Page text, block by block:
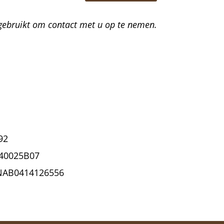
om contact met u op te nemen.